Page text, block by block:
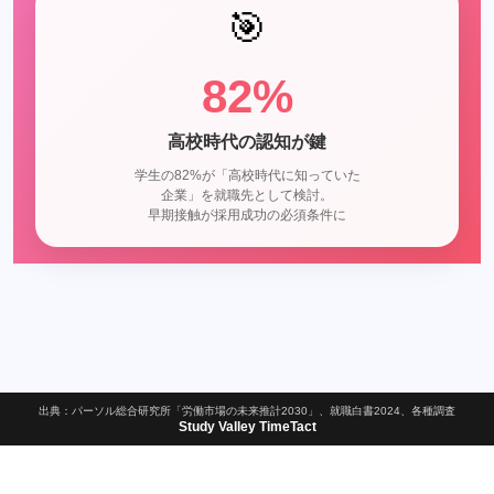
🎯
82%
高校時代の認知が鍵
学生の82%が「高校時代に知っていた
企業」を就職先として検討。
早期接触が採用成功の必須条件に
出典：パーソル総合研究所「労働市場の未来推計2030」、就職白書2024、各種調査
Study Valley TimeTact